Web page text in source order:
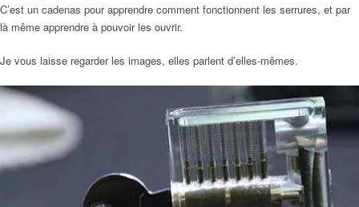
C’est un cadenas pour apprendre comment fonctionnent les serrures, et par
là même apprendre à pouvoir les ouvrir.
Je vous laisse regarder les images, elles parlent d’elles-mêmes.